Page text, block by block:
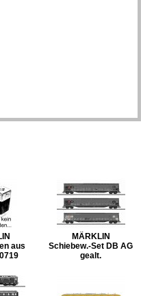
aus
MÄRKLIN
Schiebew.-Set DB AG
gealt.